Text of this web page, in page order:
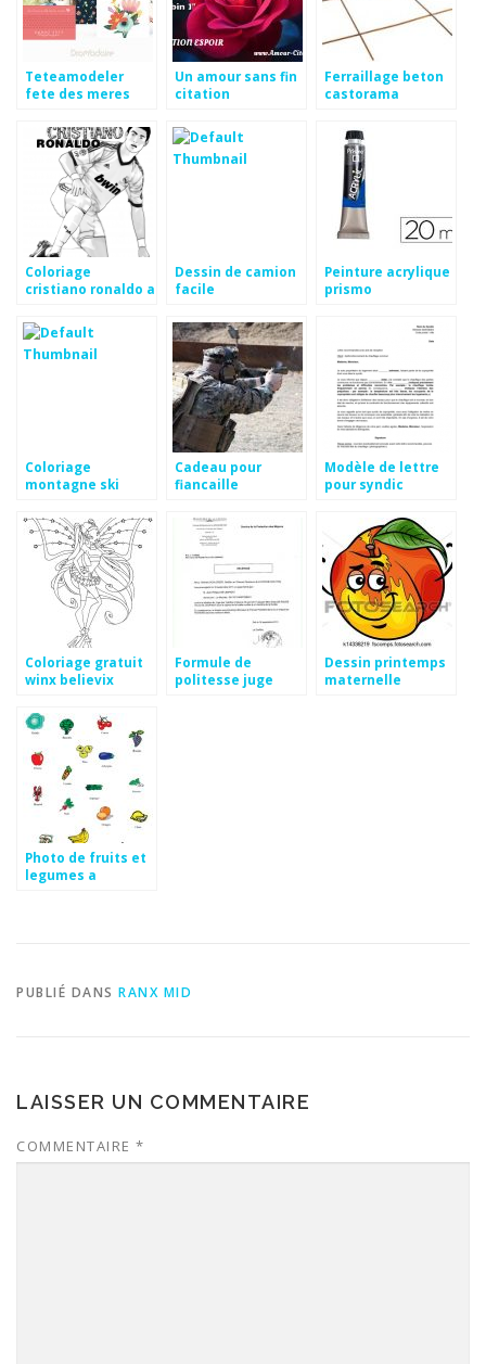
Teteamodeler
fete des meres
Un amour sans fin
citation
Ferraillage beton
castorama
Coloriage
cristiano ronaldo a
Dessin de camion
facile
Peinture acrylique
prismo
Coloriage
montagne ski
Cadeau pour
fiancaille
Modèle de lettre
pour syndic
Coloriage gratuit
winx believix
Formule de
politesse juge
Dessin printemps
maternelle
Photo de fruits et
legumes a
PUBLIÉ DANS RANX MID
LAISSER UN COMMENTAIRE
COMMENTAIRE *